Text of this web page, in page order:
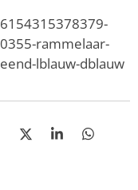
6154315378379-
0355-rammelaar-
eend-lblauw-dblauw
D
S
D